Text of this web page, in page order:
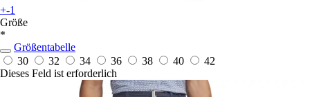
+-1
Größe
*
Größentabelle
30
32 34 36 38 40
42
Dieses Feld ist erforderlich